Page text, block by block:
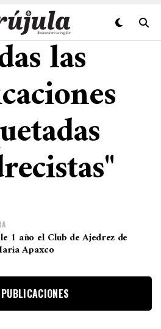
las
1 año el Club de Ajedrez de
Apaxco